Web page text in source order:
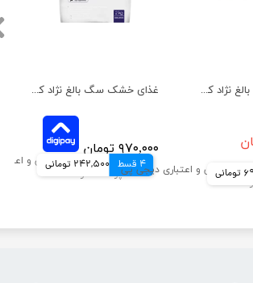
غذای خشک سگ بالغ نژاد کوچک سلبن مدل عقیم شده وزن 2 کیلوگرم
۹۷۰,۰۰۰ تومان
4 قسط 242,500 تومانی
غذای خشک سگ بالغ نژاد کوچک سلبن مدل عقیم شده بسته 3 عددی